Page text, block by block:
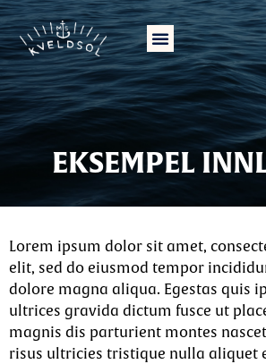
EKSEMPEL
Lorem ipsum dolor sit amet,
elit, sed do eiusmod tempor
dolore magna aliqua. Egestas quis
ultrices gravida dictum fusce ut
magnis dis parturient montes
risus ultricies tristique nulla aliquet